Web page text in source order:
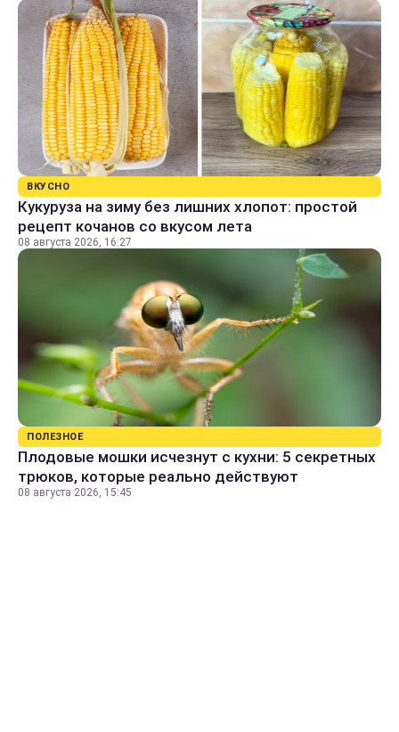
ВКУСНО
Кукуруза на зиму без лишних хлопот: простой
рецепт кочанов со вкусом лета
08 августа 2026, 16:27
ПОЛЕЗНОЕ
Плодовые мошки исчезнут с кухни: 5 секретных
трюков, которые реально действуют
08 августа 2026, 15:45